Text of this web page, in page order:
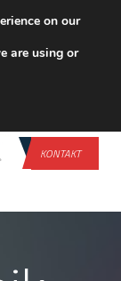
KONTAKT
on our
are using or